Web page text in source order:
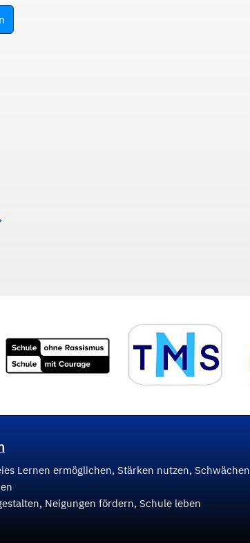
Lernen ermöglichen, Stärken nutzen, Schwächen
Neigungen fördern, Schule leben